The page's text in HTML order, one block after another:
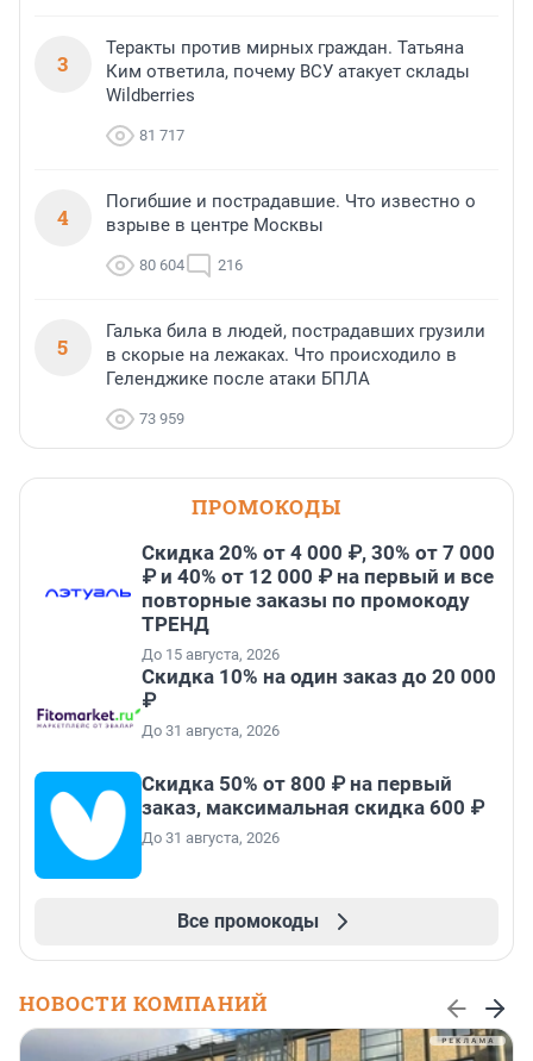
3
Теракты против мирных граждан. Татьяна
Ким ответила, почему ВСУ атакует склады
Wildberries
81 717
4
Погибшие и пострадавшие. Что известно о
взрыве в центре Москвы
80 604 216
5
Галька била в людей, пострадавших грузили
в скорые на лежаках. Что происходило в
Геленджике после атаки БПЛА
73 959
ПРОМОКОДЫ
Скидка 20% от 4 000 ₽, 30% от 7 000
₽ и 40% от 12 000 ₽ на первый и все
повторные заказы по промокоду
ТРЕНД
До 15 августа, 2026
Скидка 10% на один заказ до 20 000
₽
До 31 августа, 2026
Скидка 50% от 800 ₽ на первый
заказ, максимальная скидка 600 ₽
До 31 августа, 2026
Все промокоды
НОВОСТИ КОМПАНИЙ